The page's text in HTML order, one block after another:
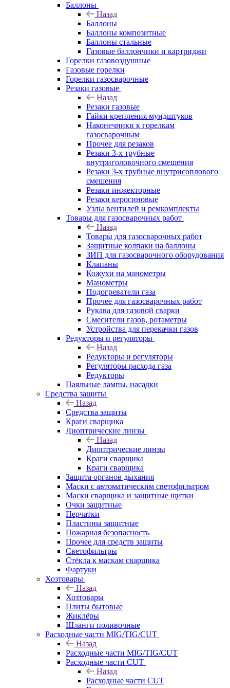
Баллоны
Назад
Баллоны
Баллоны композитные
Баллоны стальные
Газовые баллончики и картриджи
Горелки газовоздушные
Газовые горелки
Горелки газосварочные
Резаки газовые
Назад
Резаки газовые
Гайки крепления мундштуков
Наконечники к горелкам
газосварочным
Прочее для резаков
Резаки 3-х трубные
внутриголовочного смешения
Резаки 3-х трубные внутрисоплового
смешения
Резаки инжекторные
Резаки керосиновые
Узлы вентилей и ремкомплекты
Товары для газосварочных работ
Назад
Товары для газосварочных работ
Защитные колпаки на баллоны
ЗИП для газосварочного оборудования
Клапаны
Кожухи на манометры
Манометры
Подогреватели газа
Прочее для газосварочных работ
Рукава для газовой сварки
Смесители газов, ротаметры
Устройства для перекачки газов
Редукторы и регуляторы
Назад
Редукторы и регуляторы
Регуляторы расхода газа
Редукторы
Паяльные лампы, насадки
Средства защиты
Назад
Средства защиты
Краги сварщика
Диоптрические линзы
Назад
Диоптрические линзы
Краги сварщика
Краги сварщика
Защита органов дыхания
Маски с автоматическим светофильтром
Маски сварщика и защитные щитки
Очки защитные
Перчатки
Пластины защитные
Пожарная безопасность
Прочее для средств защиты
Светофильтры
Стёкла к маскам сварщика
Фартуки
Хозтовары
Назад
Хозтовары
Плиты бытовые
Жиклёры
Шланги поливочные
Расходные части MIG/TIG/CUT
Назад
Расходные части MIG/TIG/CUT
Расходные части CUT
Назад
Расходные части CUT